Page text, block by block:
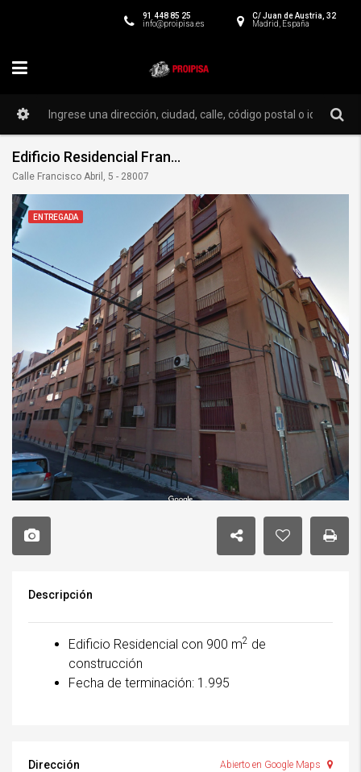
C/ Juan de Austria, 32
Madrid, España
91 448 85 25
info@proipisa.es
Edificio Residencial Francisco Abril
Calle Francisco Abril, 5 - 28007
ENTREGADA
Descripción
Edificio Residencial con 900 m2 de
construcción
Fecha de terminación: 1.995
Dirección Abierto en Google Maps